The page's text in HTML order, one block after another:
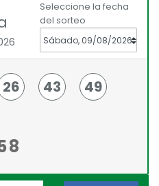
Seleccione la fecha
del sorteo
26 43 49